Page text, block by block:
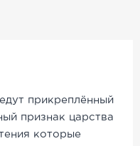
прикреплённый
признак царства
которые